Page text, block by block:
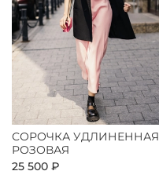
СОРОЧКА УДЛИНЕННАЯ
РОЗОВАЯ
25 500 ₽